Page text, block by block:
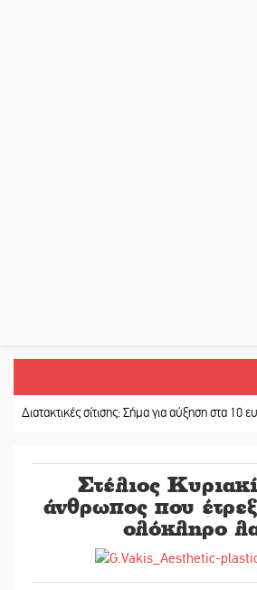
σίτισης: Σήμα για αύξηση στα 10 ευρώ
Στέλιος
άνθρωπος που
ολόκληρο